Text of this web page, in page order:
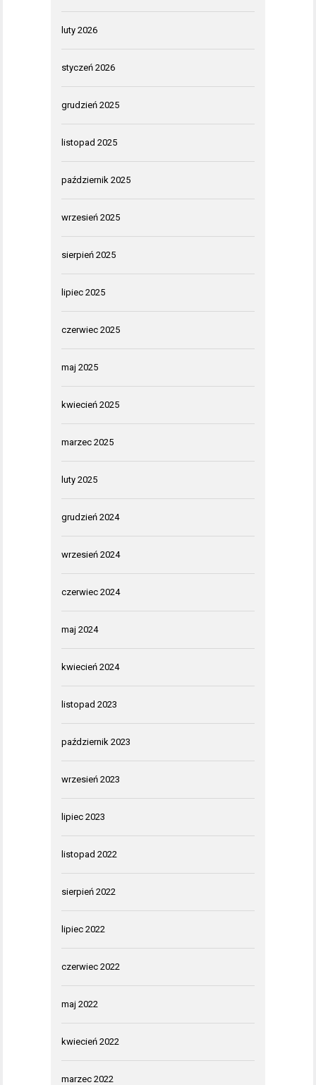
luty 2026
styczeń 2026
grudzień 2025
listopad 2025
październik 2025
wrzesień 2025
sierpień 2025
lipiec 2025
czerwiec 2025
maj 2025
kwiecień 2025
marzec 2025
luty 2025
grudzień 2024
wrzesień 2024
czerwiec 2024
maj 2024
kwiecień 2024
listopad 2023
październik 2023
wrzesień 2023
lipiec 2023
listopad 2022
sierpień 2022
lipiec 2022
czerwiec 2022
maj 2022
kwiecień 2022
marzec 2022